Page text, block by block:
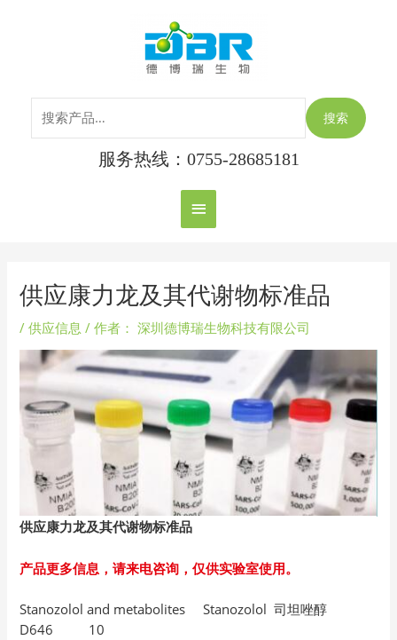
主
菜
单
搜索
服务热线：0755-28685181
供应康力龙及其代谢物标准品
/供应信息 / 作者： 深圳德博瑞生物科技有限公司
供应康力龙及其代谢物标准品
产品更多信息，请来电咨询，仅供实验室使用。
Stanozolol and metabolites Stanozolol 司坦唑醇
D646 10